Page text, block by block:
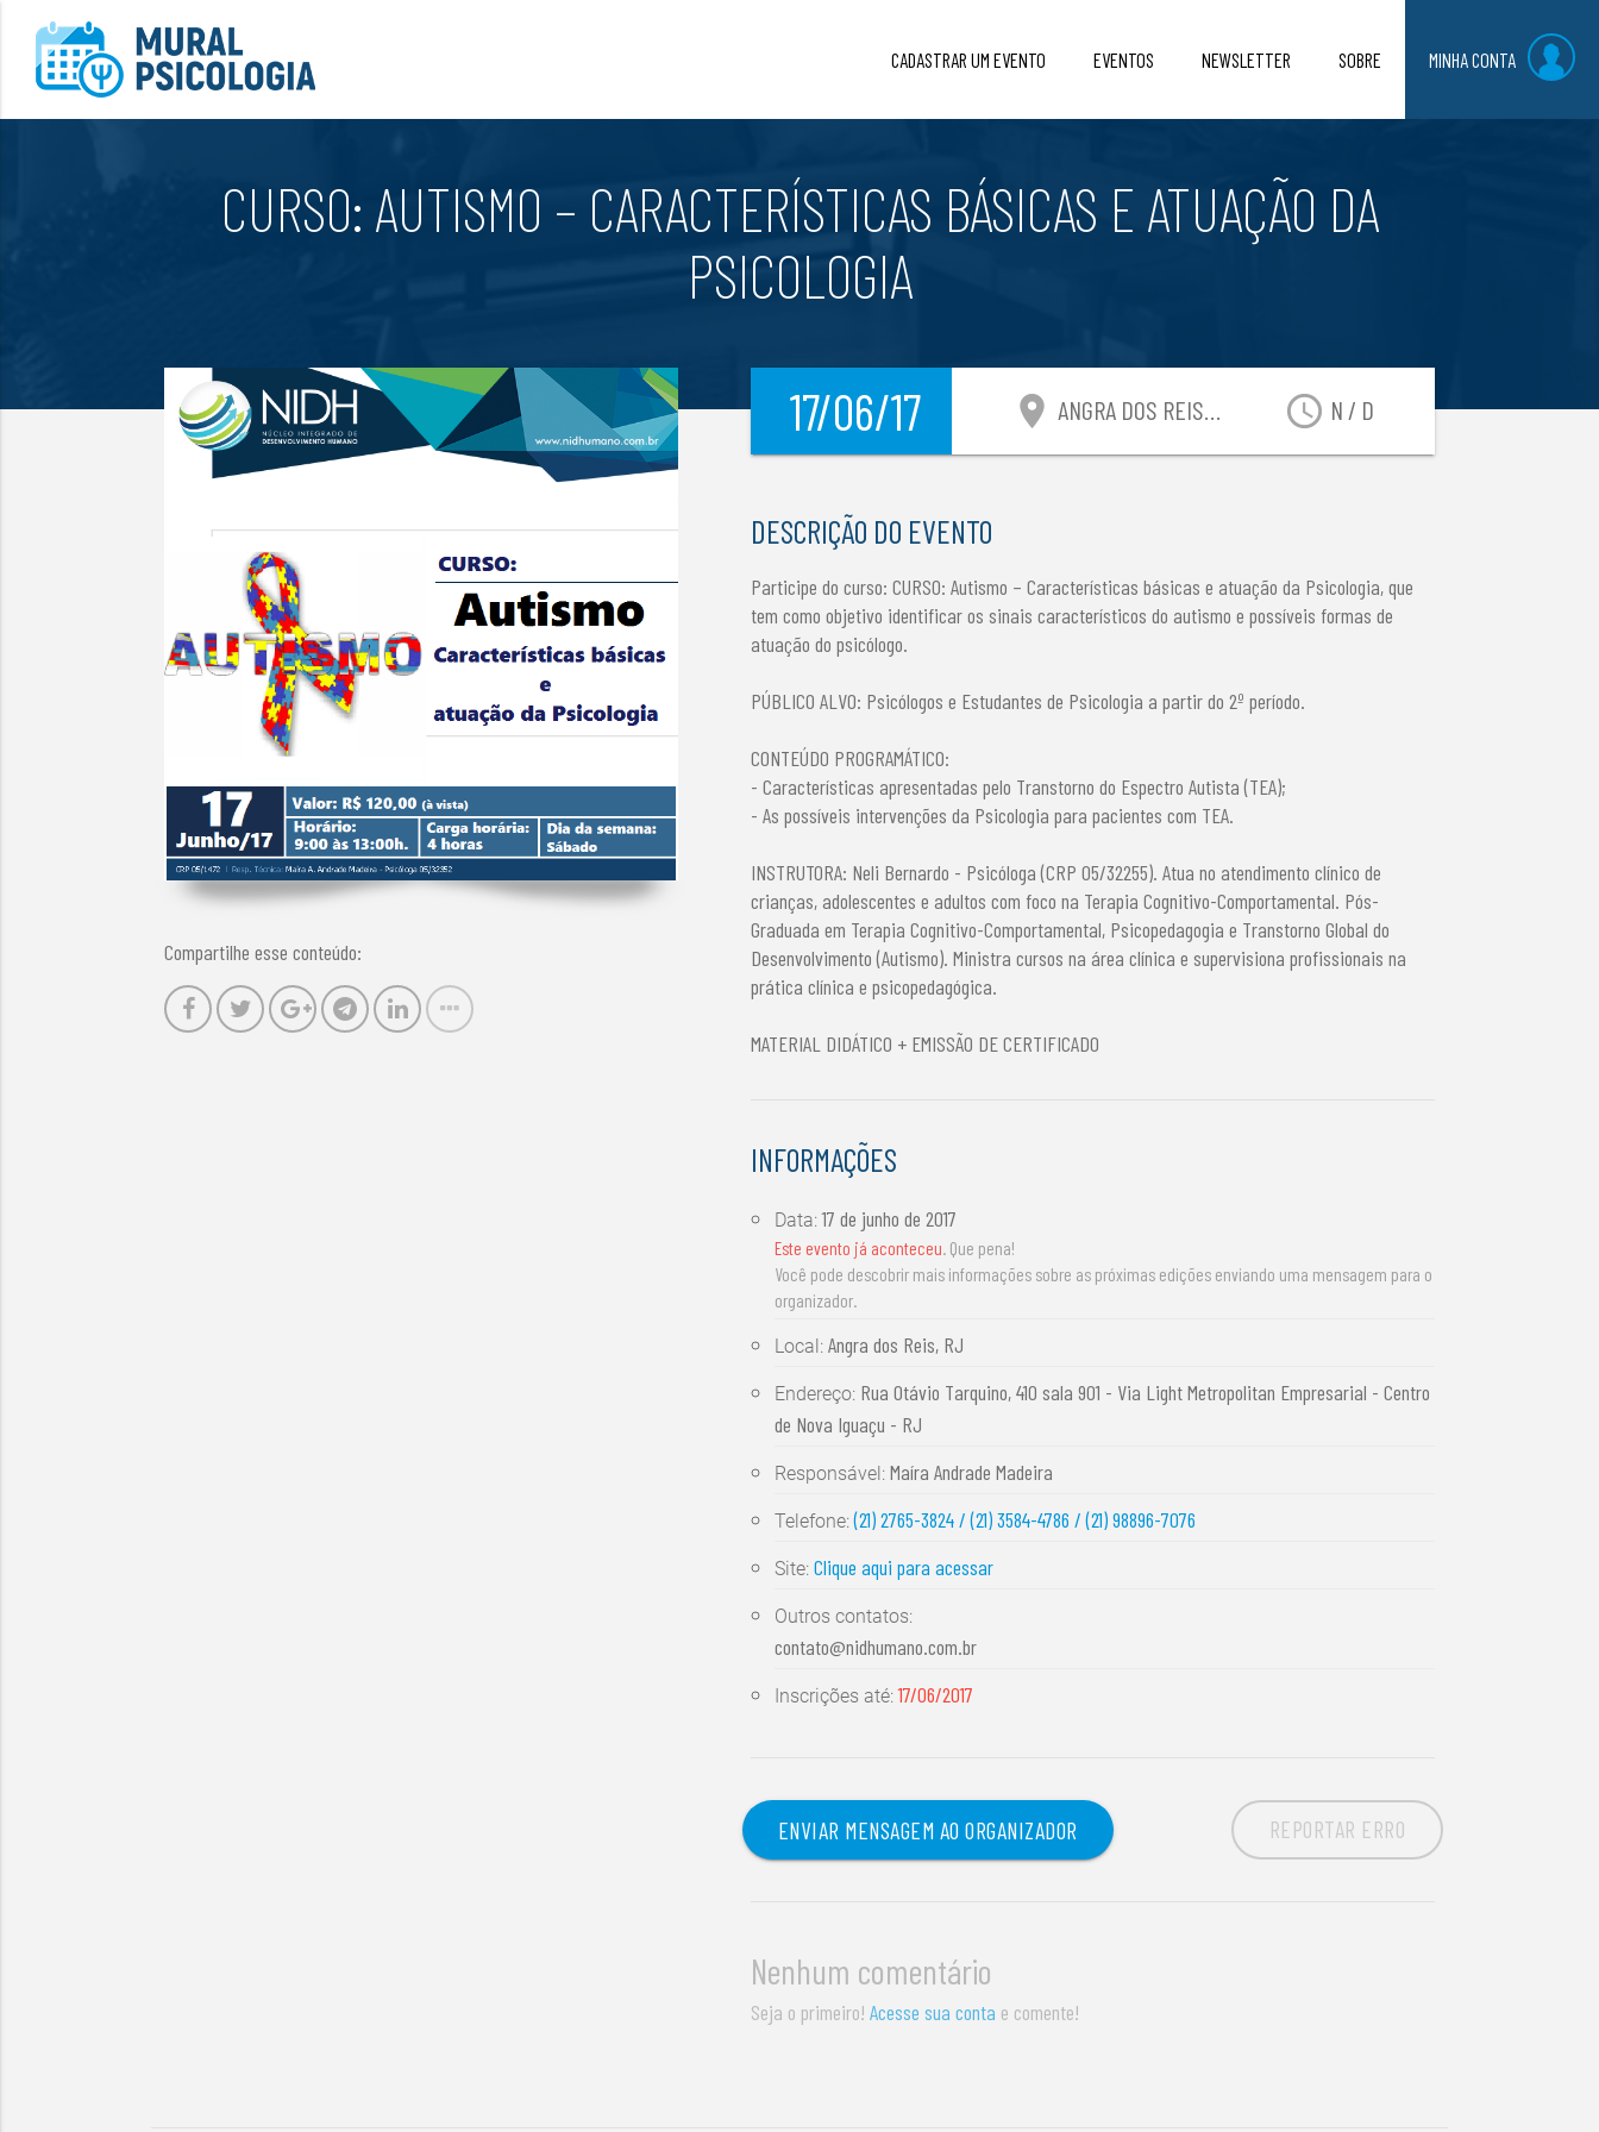
CADASTRAR UM EVENTO EVENTOS NEWSLETTER SOBRE MINHA CONTA
CURSO: AUTISMO – CARACTERÍSTICAS BÁSICAS E ATUAÇÃO DA
PSICOLOGIA
Compartilhe esse conteúdo:
17/06/17 access_time N / D
location_on ANGRA DOS REIS-RJ
DESCRIÇÃO DO EVENTO
Participe do curso: CURSO: Autismo – Características básicas e atuação da Psicologia, que
tem como objetivo identificar os sinais característicos do autismo e possíveis formas de
atuação do psicólogo.
PÚBLICO ALVO: Psicólogos e Estudantes de Psicologia a partir do 2º período.
CONTEÚDO PROGRAMÁTICO:
- Características apresentadas pelo Transtorno do Espectro Autista (TEA);
- As possíveis intervenções da Psicologia para pacientes com TEA.
INSTRUTORA: Neli Bernardo - Psicóloga (CRP 05/32255). Atua no atendimento clínico de
crianças, adolescentes e adultos com foco na Terapia Cognitivo-Comportamental. Pós-
Graduada em Terapia Cognitivo-Comportamental, Psicopedagogia e Transtorno Global do
Desenvolvimento (Autismo). Ministra cursos na área clínica e supervisiona profissionais na
prática clínica e psicopedagógica.
MATERIAL DIDÁTICO + EMISSÃO DE CERTIFICADO
INFORMAÇÕES
Data:17 de junho de 2017
Este evento já aconteceu. Que pena!
Você pode descobrir mais informações sobre as próximas edições enviando uma mensagem para o
organizador.
Local:Angra dos Reis, RJ
Endereço: Rua Otávio Tarquino, 410 sala 901 - Via Light Metropolitan Empresarial - Centro
de Nova Iguaçu - RJ
Responsável:Maíra Andrade Madeira
Telefone:(21) 2765-3824 / (21) 3584-4786 / (21) 98896-7076
Site:Clique aqui para acessar
Outros contatos:
contato@nidhumano.com.br
Inscrições até:17/06/2017
ENVIAR MENSAGEM AO ORGANIZADOR REPORTAR ERRO
Nenhum comentário
Seja o primeiro!Acesse sua conta e comente!